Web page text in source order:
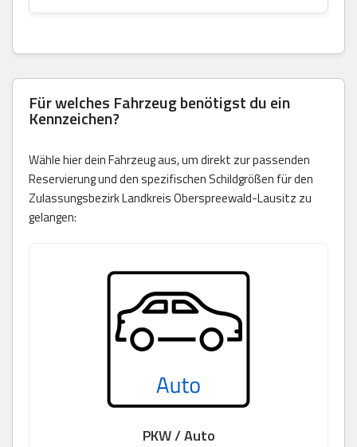
Für welches Fahrzeug benötigst du ein
Kennzeichen?
Wähle hier dein Fahrzeug aus, um direkt zur passenden
Reservierung und den spezifischen Schildgrößen für den
Zulassungsbezirk Landkreis Oberspreewald-Lausitz zu
gelangen:
PKW / Auto